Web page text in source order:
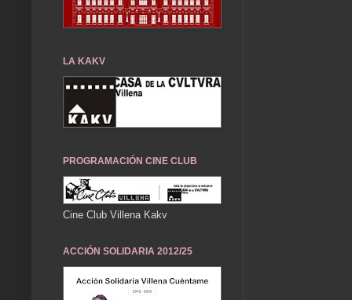
LA KAKV
PROGRAMACIÓN CINE CLUB
Cine Club Villena Kakv
ACCIÓN SOLIDARIA 2012/25